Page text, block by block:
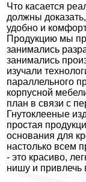
Что касается
должны
удобно и
Продукцию мы
занимались
занимались
изучали
параллельного
корпусной
план в связи с
Гнутоклееные
простая
основания для
настолько всем
- это красиво,
нишу и привлечь